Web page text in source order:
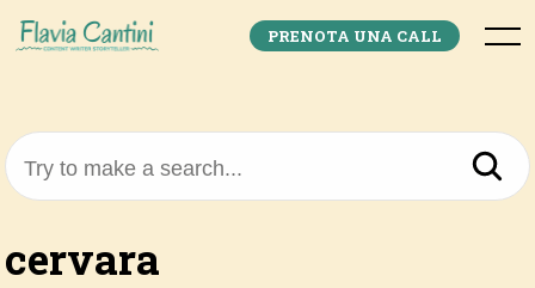
content
Menu
PRENOTA UNA CALL
Try to make a search...
cervara